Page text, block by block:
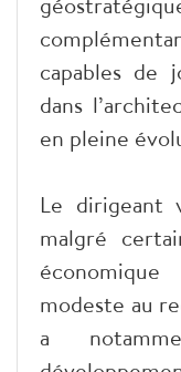
capables de
dans
en pleine
Le dirigeant
malgré
modeste au
a